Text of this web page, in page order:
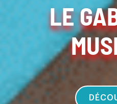
LE